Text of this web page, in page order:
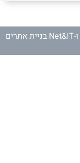
ו- Net&IT בניית אתרים